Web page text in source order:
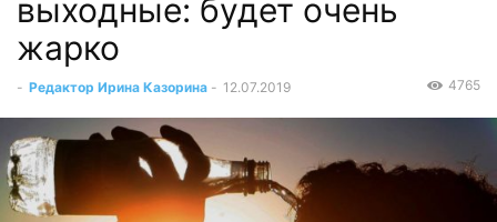
выходные: будет очень
жарко
- Редактор Ирина Казорина - 12.07.2019 4765